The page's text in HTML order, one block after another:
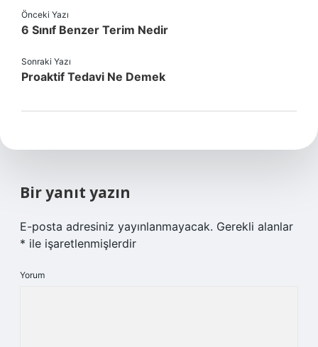
Önceki Yazı
6 Sınıf Benzer Terim Nedir
Sonraki Yazı
Proaktif Tedavi Ne Demek
Bir yanıt yazın
E-posta adresiniz yayınlanmayacak. Gerekli alanlar
* ile işaretlenmişlerdir
Yorum